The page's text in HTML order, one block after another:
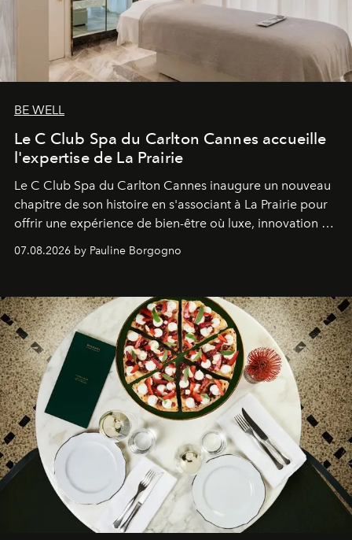
BE WELL
Le C Club Spa du Carlton Cannes accueille
l'expertise de La Prairie
Le C Club Spa du Carlton Cannes inaugure un nouveau
chapitre de son histoire en s'associant à La Prairie pour
offrir une expérience de bien-être où luxe, innovation et
07.08.2026 by Pauline Borgogno